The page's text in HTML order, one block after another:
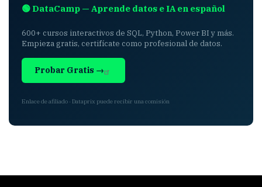
🟢 DataCamp — Aprende datos e IA en español
600+ cursos interactivos de SQL, Python, Power BI y más.
Empieza gratis, certifícate como profesional de datos.
Probar Gratis →
Enlace de afiliado · Dataprix puede recibir una comisión